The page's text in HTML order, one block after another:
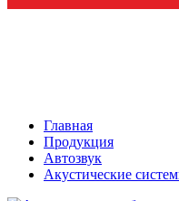
Главная
Продукция
Автозвук
Акустические